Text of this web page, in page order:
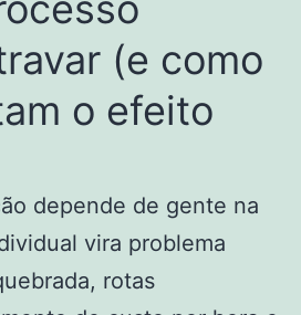
(e como
o efeito
depende de gente na
vira problema
rotas